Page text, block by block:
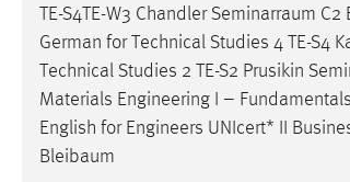
TE-S4TE-W3 ChandlerSeminarraum C2
German for Technical Studies 4 TE-S4
Technical Studies 2 TE-S2 Prusikin
Materials Engineering I – Fundamentals
English for Engineers UNIcert* II
Bleibaum
5e9dbeb1811c0446
Zweck:
Wird benötigt um die
Cookie Laufzeit: MibewSessionID, mibew-